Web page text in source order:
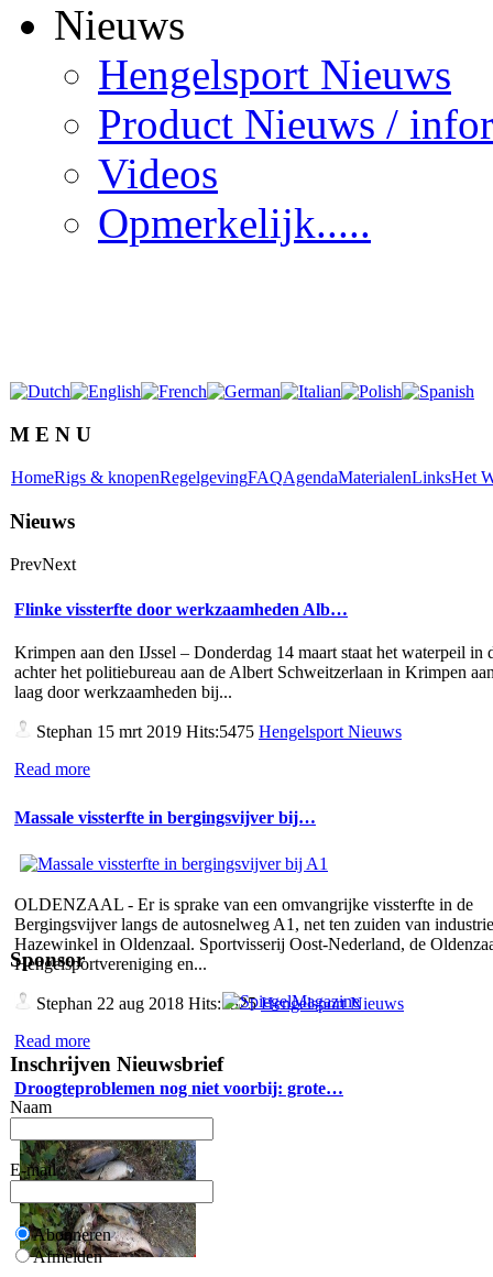
Nieuws
Hengelsport Nieuws
Product Nieuws /
Videos
Opmerkelijk.....
M E N U
HomeRigs & knopenRegelgevingFAQAgendaMaterialenLinksHet
Nieuws
PrevNext
Flinke vissterfte door werkzaamheden Alb…
Krimpen aan den IJssel – Donderdag 14 maart staat het waterpeil in
achter het politiebureau aan de Albert Schweitzerlaan in Krimpen
laag door werkzaamheden bij...
Stephan 15 mrt 2019 Hits:5475 Hengelsport Nieuws
Read more
Massale vissterfte in bergingsvijver bij…
OLDENZAAL - Er is sprake van een omvangrijke vissterfte in de
Bergingsvijver langs de autosnelweg A1, net ten zuiden van
Hazewinkel in Oldenzaal. Sportvisserij Oost-Nederland, de
Hengelsportvereniging en...
Stephan 22 aug 2018 Hits:5325Hengelsport Nieuws
Read more
Droogteproblemen nog niet voorbij: grote…
Sponsor
Inschrijven Nieuwsbrief
Naam
E-mail
Abonneren
Afmelden